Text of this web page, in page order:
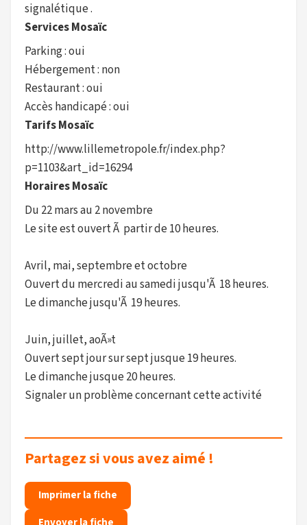
signalétique .
Services Mosaïc
Parking : oui
Hébergement : non
Restaurant : oui
Accès handicapé : oui
Tarifs Mosaïc
http://www.lillemetropole.fr/index.php?
p=1103&art_id=16294
Horaires Mosaïc
Du 22 mars au 2 novembre
Le site est ouvert Ã partir de 10 heures.
Avril, mai, septembre et octobre
Ouvert du mercredi au samedi jusqu'Ã 18 heures.
Le dimanche jusqu'Ã 19 heures.
Juin, juillet, aoÃ»t
Ouvert sept jour sur sept jusque 19 heures.
Le dimanche jusque 20 heures.
Signaler un problème concernant cette activité
Partagez si vous avez aimé !
Imprimer la fiche